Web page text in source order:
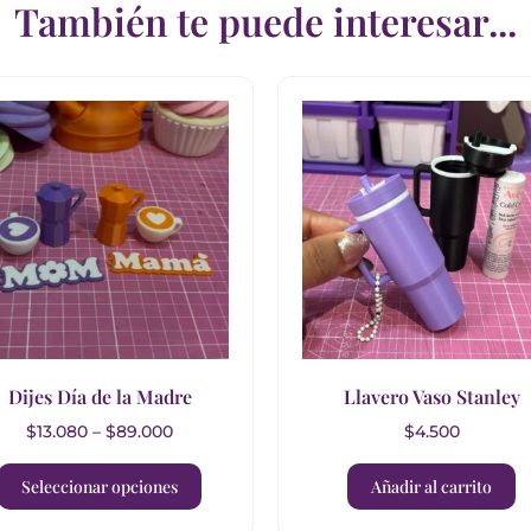
También te puede interesar...
Dijes Día de la Madre
$13.080 – $89.000
Seleccionar opciones
Llavero Vaso Stanley
$4.500
Añadir al carrito